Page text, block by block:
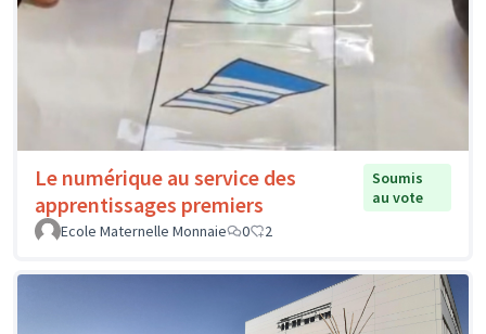
Le numérique au service des
apprentissages premiers
Soumis
au vote
Ecole Maternelle Monnaie
0 2